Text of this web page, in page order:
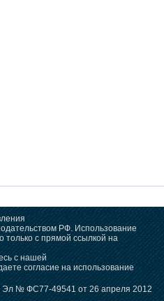
РФ. Использование
только с прямой ссылкой на
с нашей
согласие на использование
Эл № ФС77-49541 от 26 апреля 2012